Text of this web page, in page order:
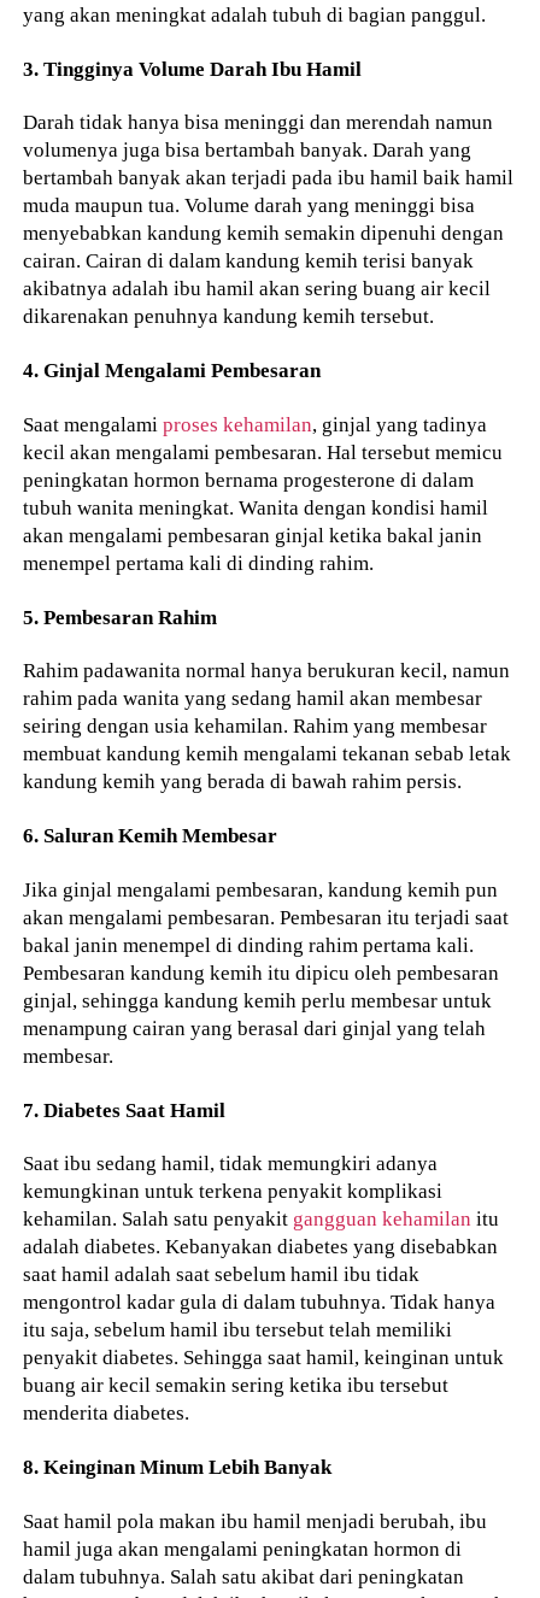
yang akan meningkat adalah tubuh di bagian panggul.
3. Tingginya Volume Darah Ibu Hamil
Darah tidak hanya bisa meninggi dan merendah namun
volumenya juga bisa bertambah banyak. Darah yang
bertambah banyak akan terjadi pada ibu hamil baik hamil
muda maupun tua. Volume darah yang meninggi bisa
menyebabkan kandung kemih semakin dipenuhi dengan
cairan. Cairan di dalam kandung kemih terisi banyak
akibatnya adalah ibu hamil akan sering buang air kecil
dikarenakan penuhnya kandung kemih tersebut.
4. Ginjal Mengalami Pembesaran
Saat mengalamiproses kehamilan, ginjal yang tadinya
kecil akan mengalami pembesaran. Hal tersebut memicu
peningkatan hormon bernama progesterone di dalam
tubuh wanita meningkat. Wanita dengan kondisi hamil
akan mengalami pembesaran ginjal ketika bakal janin
menempel pertama kali di dinding rahim.
5. Pembesaran Rahim
Rahim padawanita normal hanya berukuran kecil, namun
rahim pada wanita yang sedang hamil akan membesar
seiring dengan usia kehamilan. Rahim yang membesar
membuat kandung kemih mengalami tekanan sebab letak
kandung kemih yang berada di bawah rahim persis.
6. Saluran Kemih Membesar
Jika ginjal mengalami pembesaran, kandung kemih pun
akan mengalami pembesaran. Pembesaran itu terjadi saat
bakal janin menempel di dinding rahim pertama kali.
Pembesaran kandung kemih itu dipicu oleh pembesaran
ginjal, sehingga kandung kemih perlu membesar untuk
menampung cairan yang berasal dari ginjal yang telah
membesar.
7. Diabetes Saat Hamil
Saat ibu sedang hamil, tidak memungkiri adanya
kemungkinan untuk terkena penyakit komplikasi
kehamilan. Salah satu penyakit gangguan kehamilan itu
adalah diabetes. Kebanyakan diabetes yang disebabkan
saat hamil adalah saat sebelum hamil ibu tidak
mengontrol kadar gula di dalam tubuhnya. Tidak hanya
itu saja, sebelum hamil ibu tersebut telah memiliki
penyakit diabetes. Sehingga saat hamil, keinginan untuk
buang air kecil semakin sering ketika ibu tersebut
menderita diabetes.
8. Keinginan Minum Lebih Banyak
Saat hamil pola makan ibu hamil menjadi berubah, ibu
hamil juga akan mengalami peningkatan hormon di
dalam tubuhnya. Salah satu akibat dari peningkatan